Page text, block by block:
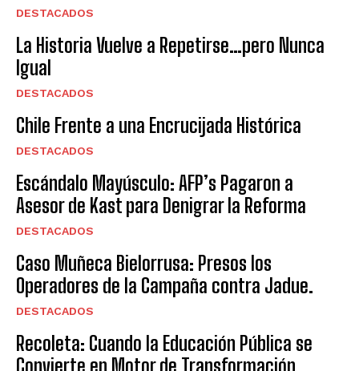
DESTACADOS
La Historia Vuelve a Repetirse…pero Nunca
Igual
DESTACADOS
Chile Frente a una Encrucijada Histórica
DESTACADOS
Escándalo Mayúsculo: AFP’s Pagaron a
Asesor de Kast para Denigrar la Reforma
DESTACADOS
Caso Muñeca Bielorrusa: Presos los
Operadores de la Campaña contra Jadue.
DESTACADOS
Recoleta: Cuando la Educación Pública se
Convierte en Motor de Transformación